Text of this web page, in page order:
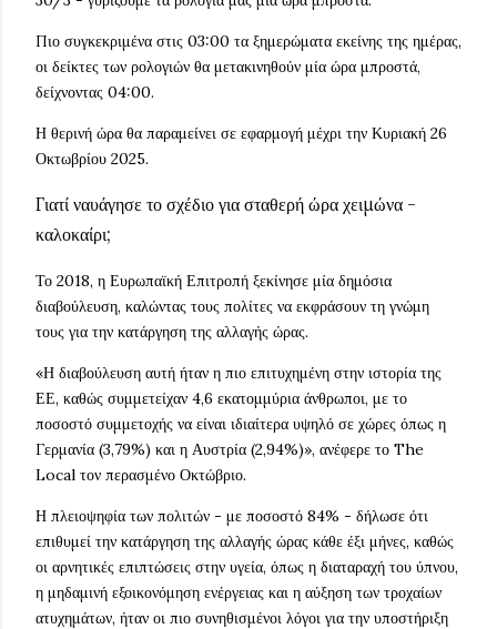
Πιο συγκεκριμένα στις 03:00 τα ξημερώματα εκείνης της ημέρας,
οι δείκτες των ρολογιών θα μετακινηθούν μία ώρα μπροστά,
δείχνοντας 04:00.
Η θερινή ώρα θα παραμείνει σε εφαρμογή μέχρι την Κυριακή 26
Οκτωβρίου 2025.
Γιατί ναυάγησε το σχέδιο για σταθερή ώρα χειμώνα -
καλοκαίρι;
Το 2018, η Ευρωπαϊκή Επιτροπή ξεκίνησε μία δημόσια
διαβούλευση, καλώντας τους πολίτες να εκφράσουν τη γνώμη
τους για την κατάργηση της αλλαγής ώρας.
«Η διαβούλευση αυτή ήταν η πιο επιτυχημένη στην ιστορία της
ΕΕ, καθώς συμμετείχαν 4,6 εκατομμύρια άνθρωποι, με το
ποσοστό συμμετοχής να είναι ιδιαίτερα υψηλό σε χώρες όπως η
Γερμανία (3,79%) και η Αυστρία (2,94%)», ανέφερε το The
Local τον περασμένο Οκτώβριο.
Η πλειοψηφία των πολιτών - με ποσοστό 84% - δήλωσε ότι
επιθυμεί την κατάργηση της αλλαγής ώρας κάθε έξι μήνες, καθώς
οι αρνητικές επιπτώσεις στην υγεία, όπως η διαταραχή του ύπνου,
η μηδαμινή εξοικονόμηση ενέργειας και η αύξηση των τροχαίων
ατυχημάτων, ήταν οι πιο συνηθισμένοι λόγοι για την υποστήριξη